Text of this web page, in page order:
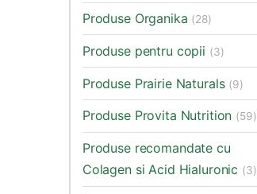
Produse Organika (28)
Produse pentru copii (3)
Produse Prairie Naturals (9)
Produse Provita Nutrition (59)
Produse recomandate cu
Colagen si Acid Hialuronic (3)